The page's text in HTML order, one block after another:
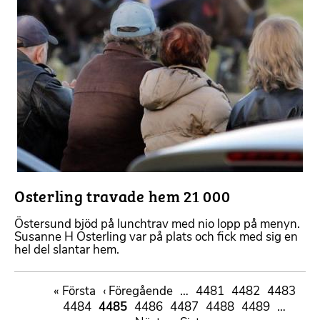
Osterling travade hem 21 000
Östersund bjöd på lunchtrav med nio lopp på menyn.
Susanne H Osterling var på plats och fick med sig en
hel del slantar hem.
Paginering
First
page
« Första
Föregående
sida
‹ Föregående … Sida
4481 Sida
4482 Sida
4483
Sida
4484 Sida
4485 Sida
4486 Sida
4487 Sida
4488 Sida
4489
…